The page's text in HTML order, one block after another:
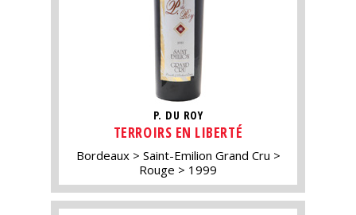
P. DU ROY
TERROIRS EN LIBERTÉ
Bordeaux
Saint-Emilion Grand Cru
Rouge
1999